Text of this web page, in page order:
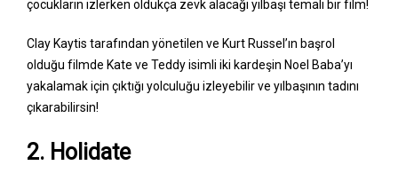
çocukların izlerken oldukça zevk alacağı yılbaşı temalı bir film!
Clay Kaytis tarafından yönetilen ve Kurt Russel’ın başrol
olduğu filmde Kate ve Teddy isimli iki kardeşin Noel Baba’yı
yakalamak için çıktığı yolculuğu izleyebilir ve yılbaşının tadını
çıkarabilirsin!
2. Holidate